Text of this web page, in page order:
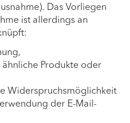
Das Vorliegen
ist allerdings an
Produkte oder
Widerspruchsmöglichkeit
der E-Mail-